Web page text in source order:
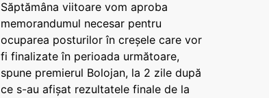
Săptămâna viitoare vom aproba
memorandumul necesar pentru
ocuparea posturilor în creșele care vor
fi finalizate în perioada următoare,
spune premierul Bolojan, la 2 zile după
ce s-au afișat rezultatele finale de la